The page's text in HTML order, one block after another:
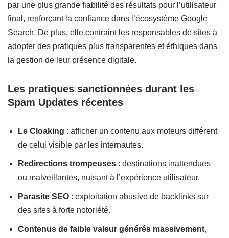
par une plus grande fiabilité des résultats pour l’utilisateur
final, renforçant la confiance dans l’écosystème Google
Search. De plus, elle contraint les responsables de sites à
adopter des pratiques plus transparentes et éthiques dans
la gestion de leur présence digitale.
Les pratiques sanctionnées durant les
Spam Updates récentes
Le Cloaking : afficher un contenu aux moteurs différent
de celui visible par les internautes.
Redirections trompeuses : destinations inattendues
ou malveillantes, nuisant à l’expérience utilisateur.
Parasite SEO : exploitation abusive de backlinks sur
des sites à forte notoriété.
Contenus de faible valeur générés massivement,